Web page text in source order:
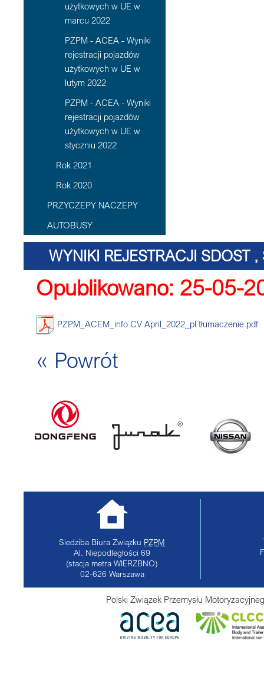
użytkowych w UE w
marcu 2022
PZPM - ACEA - Wyniki
rejestracji pojazdów
użytkowych w UE w
lutym 2022
PZPM - ACEA - Wyniki
rejestracji pojazdów
użytkowych w UE w
styczniu 2022
Rok 2021
Rok 2020
PRZYCZEPY NACZEPY
AUTOBUSY
WYNIKI REJESTRACJI SDOST
Opublikowano: 25-05-
PZPM_ACEM_info CV April_2022_pl tłumaczenie.pdf
« Powrót
Siedziba Biura Związku PZPM
Al. Niepodległości 69
(stacja metra WIERZBNO)
02-626 Warszawa
Polski Związek Przemysłu